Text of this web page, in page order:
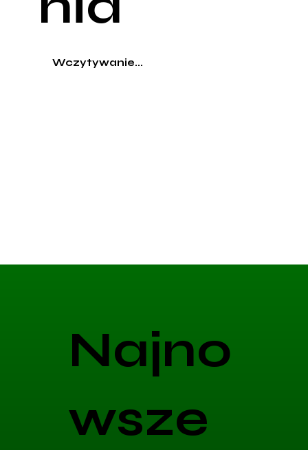
Wczytywanie...
Najno
wsze